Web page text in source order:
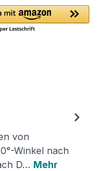
von
Winkel nach
D… Mehr